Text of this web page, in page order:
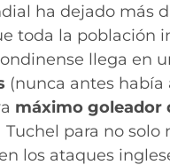
ha dejado más
toda la población
llega en
(nunca antes
máximo goleador
para no solo
los ataques